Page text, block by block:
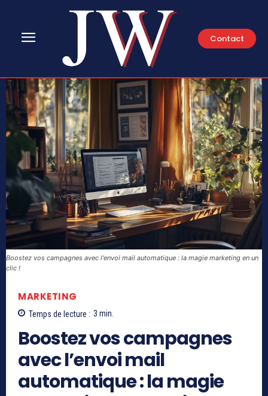
Contact
Boostez vos campagnes avec l'envoi mail automatique : la magie marketing en un
clic !
MARKETING
Temps de lecture : 3 min.
Boostez vos campagnes
avec l’envoi mail
automatique : la magie